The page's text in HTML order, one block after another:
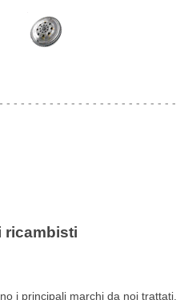
- - - - - - - - - - - - - - - - - - - - - - -
ricambisti
i principali marchi da noi trattati.